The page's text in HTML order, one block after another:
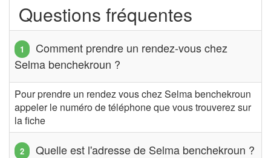
Questions fréquentes
Comment prendre un rendez-vous chez
Selma benchekroun ?
Pour prendre un rendez vous chez Selma benchekroun
appeler le numéro de téléphone que vous trouverez sur
la fiche
Quelle est l'adresse de Selma benchekroun ?